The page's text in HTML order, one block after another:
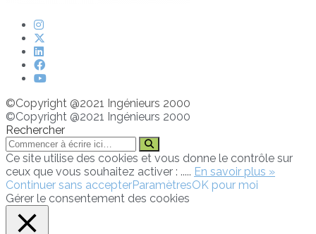
©Copyright @2021 Ingénieurs 2000
©Copyright @2021 Ingénieurs 2000
Rechercher
Ce site utilise des cookies et vous donne le contrôle sur
ceux que vous souhaitez activer : ..... En savoir plus »
Continuer sans accepterParamètresOK pour moi
Gérer le consentement des cookies